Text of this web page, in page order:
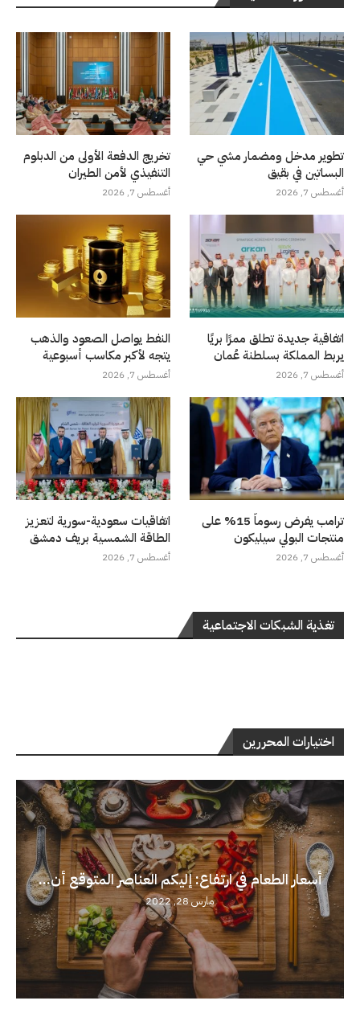
تطوير مدخل ومضمار مشي حي
البساتين في بقيق
أغسطس 7, 2026
تخريج الدفعة الأولى من الدبلوم
التنفيذي لأمن الطيران
أغسطس 7, 2026
اتفاقية جديدة تطلق ممرًا بريًا
يربط المملكة بسلطنة عُمان
أغسطس 7, 2026
النفط يواصل الصعود والذهب
يتجه لأكبر مكاسب أسبوعية
أغسطس 7, 2026
ترامب يفرض رسوماً 15% على
منتجات البولي سيليكون
أغسطس 7, 2026
اتفاقيات سعودية-سورية لتعزيز
الطاقة الشمسية بريف دمشق
أغسطس 7, 2026
تغذية الشبكات الاجتماعية
اختيارات المحررين
أسعار الطعام في ارتفاع: إليكم العناصر المتوقع أن...
مارس 28, 2022